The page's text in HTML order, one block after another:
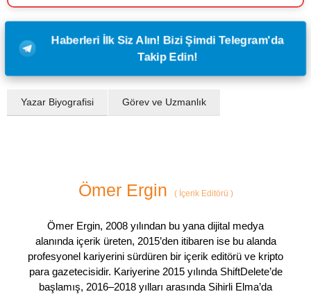
Haberleri İlk Siz Alın! Bizi Şimdi Telegram'da
Takip Edin!
Yazar Biyografisi Görev ve Uzmanlık
Ömer Ergin (İçerik Editörü )
Ömer Ergin, 2008 yılından bu yana dijital medya
alanında içerik üreten, 2015’den itibaren ise bu alanda
profesyonel kariyerini sürdüren bir içerik editörü ve kripto
para gazetecisidir. Kariyerine 2015 yılında ShiftDelete’de
başlamış, 2016–2018 yılları arasında Sihirli Elma’da